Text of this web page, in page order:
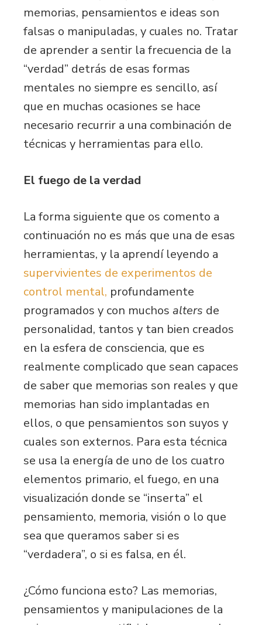
memorias, pensamientos e ideas son
falsas o manipuladas, y cuales no. Tratar
de aprender a sentir la frecuencia de la
“verdad” detrás de esas formas
mentales no siempre es sencillo, así
que en muchas ocasiones se hace
necesario recurrir a una combinación de
técnicas y herramientas para ello.
El fuego de la verdad
La forma siguiente que os comento a
continuación no es más que una de esas
herramientas, y la aprendí leyendo a
supervivientes de experimentos de
control mental, profundamente
programados y con muchos alters de
personalidad, tantos y tan bien creados
en la esfera de consciencia, que es
realmente complicado que sean capaces
de saber que memorias son reales y que
memorias han sido implantadas en
ellos, o que pensamientos son suyos y
cuales son externos. Para esta técnica
se usa la energía de uno de los cuatro
elementos primario, el fuego, en una
visualización donde se “inserta” el
pensamiento, memoria, visión o lo que
sea que queramos saber si es
“verdadera”, o si es falsa, en él.
¿Cómo funciona esto? Las memorias,
pensamientos y manipulaciones de la